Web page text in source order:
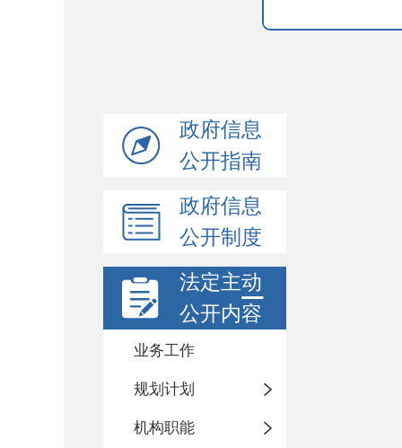
政府信息
公开指南
政府信息
公开制度
法定主动
公开内容
业务工作
规划计划
机构职能